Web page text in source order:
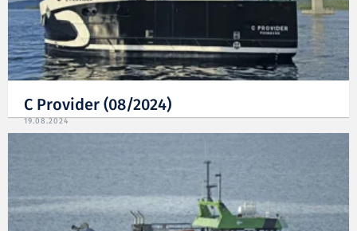
C Provider (08/2024)
19.08.2024